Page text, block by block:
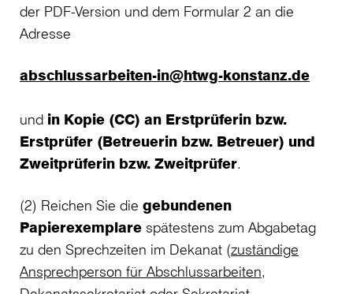
der PDF-Version und dem Formular 2 an die
Adresse
abschlussarbeiten-in@htwg-konstanz.de
und in Kopie (CC) an Erstprüferin bzw.
Erstprüfer (Betreuerin bzw. Betreuer) und
Zweitprüferin bzw. Zweitprüfer.
(2) Reichen Sie die gebundenen
Papierexemplare spätestens zum Abgabetag
zu den Sprechzeiten im Dekanat (zuständige
Ansprechperson für Abschlussarbeiten,